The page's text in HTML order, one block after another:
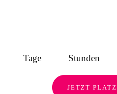
Tage Stunden
JETZT